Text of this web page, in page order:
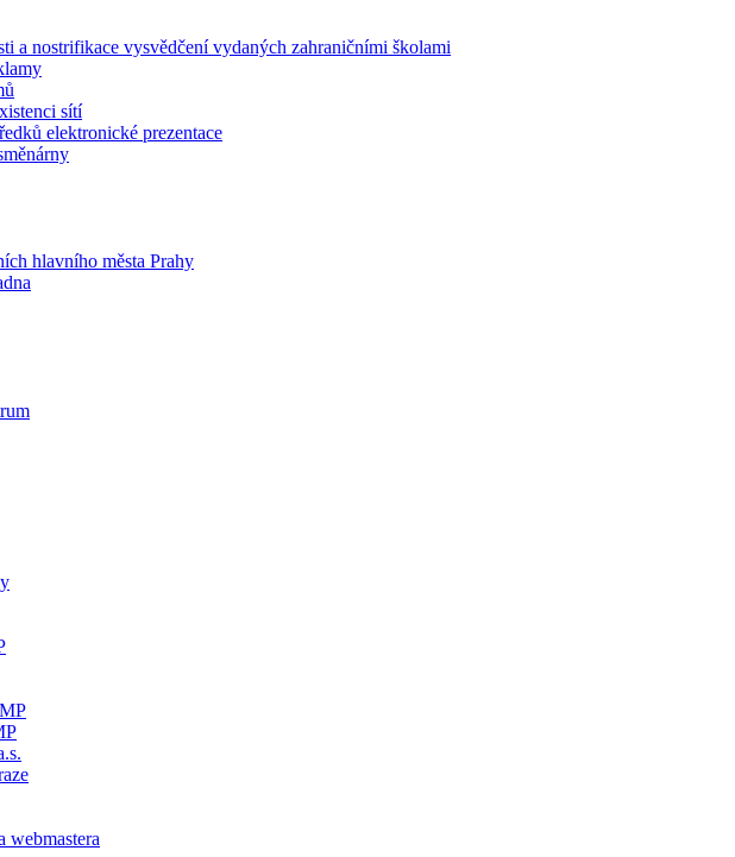
a nostrifikace vysvědčení vydaných zahraničními školami
sítí
elektronické prezentace
hlavního města Prahy
webmastera